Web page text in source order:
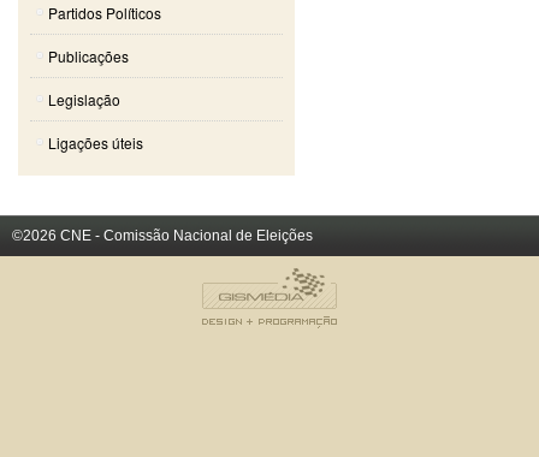
Partidos Políticos
Publicações
Legislação
Ligações úteis
©2026 CNE - Comissão Nacional de Eleições